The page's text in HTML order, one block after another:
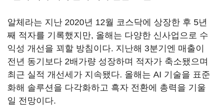
알체라는 지난 2020년 12월 코스닥에 상장한 후 5년
째 적자를 기록했지만, 올해는 다양한 신사업으로 수
익성 개선을 꾀할 방침이다. 지난해 3분기엔 매출이
전년 동기보다 2배가량 성장하며 적자가 축소됐으며
최근 실적 개선세가 지속됐다. 올해는 AI 기술을 표준
화해 솔루션을 다각화하고 흑자 전환에 총력을 기울
일 전망이다.